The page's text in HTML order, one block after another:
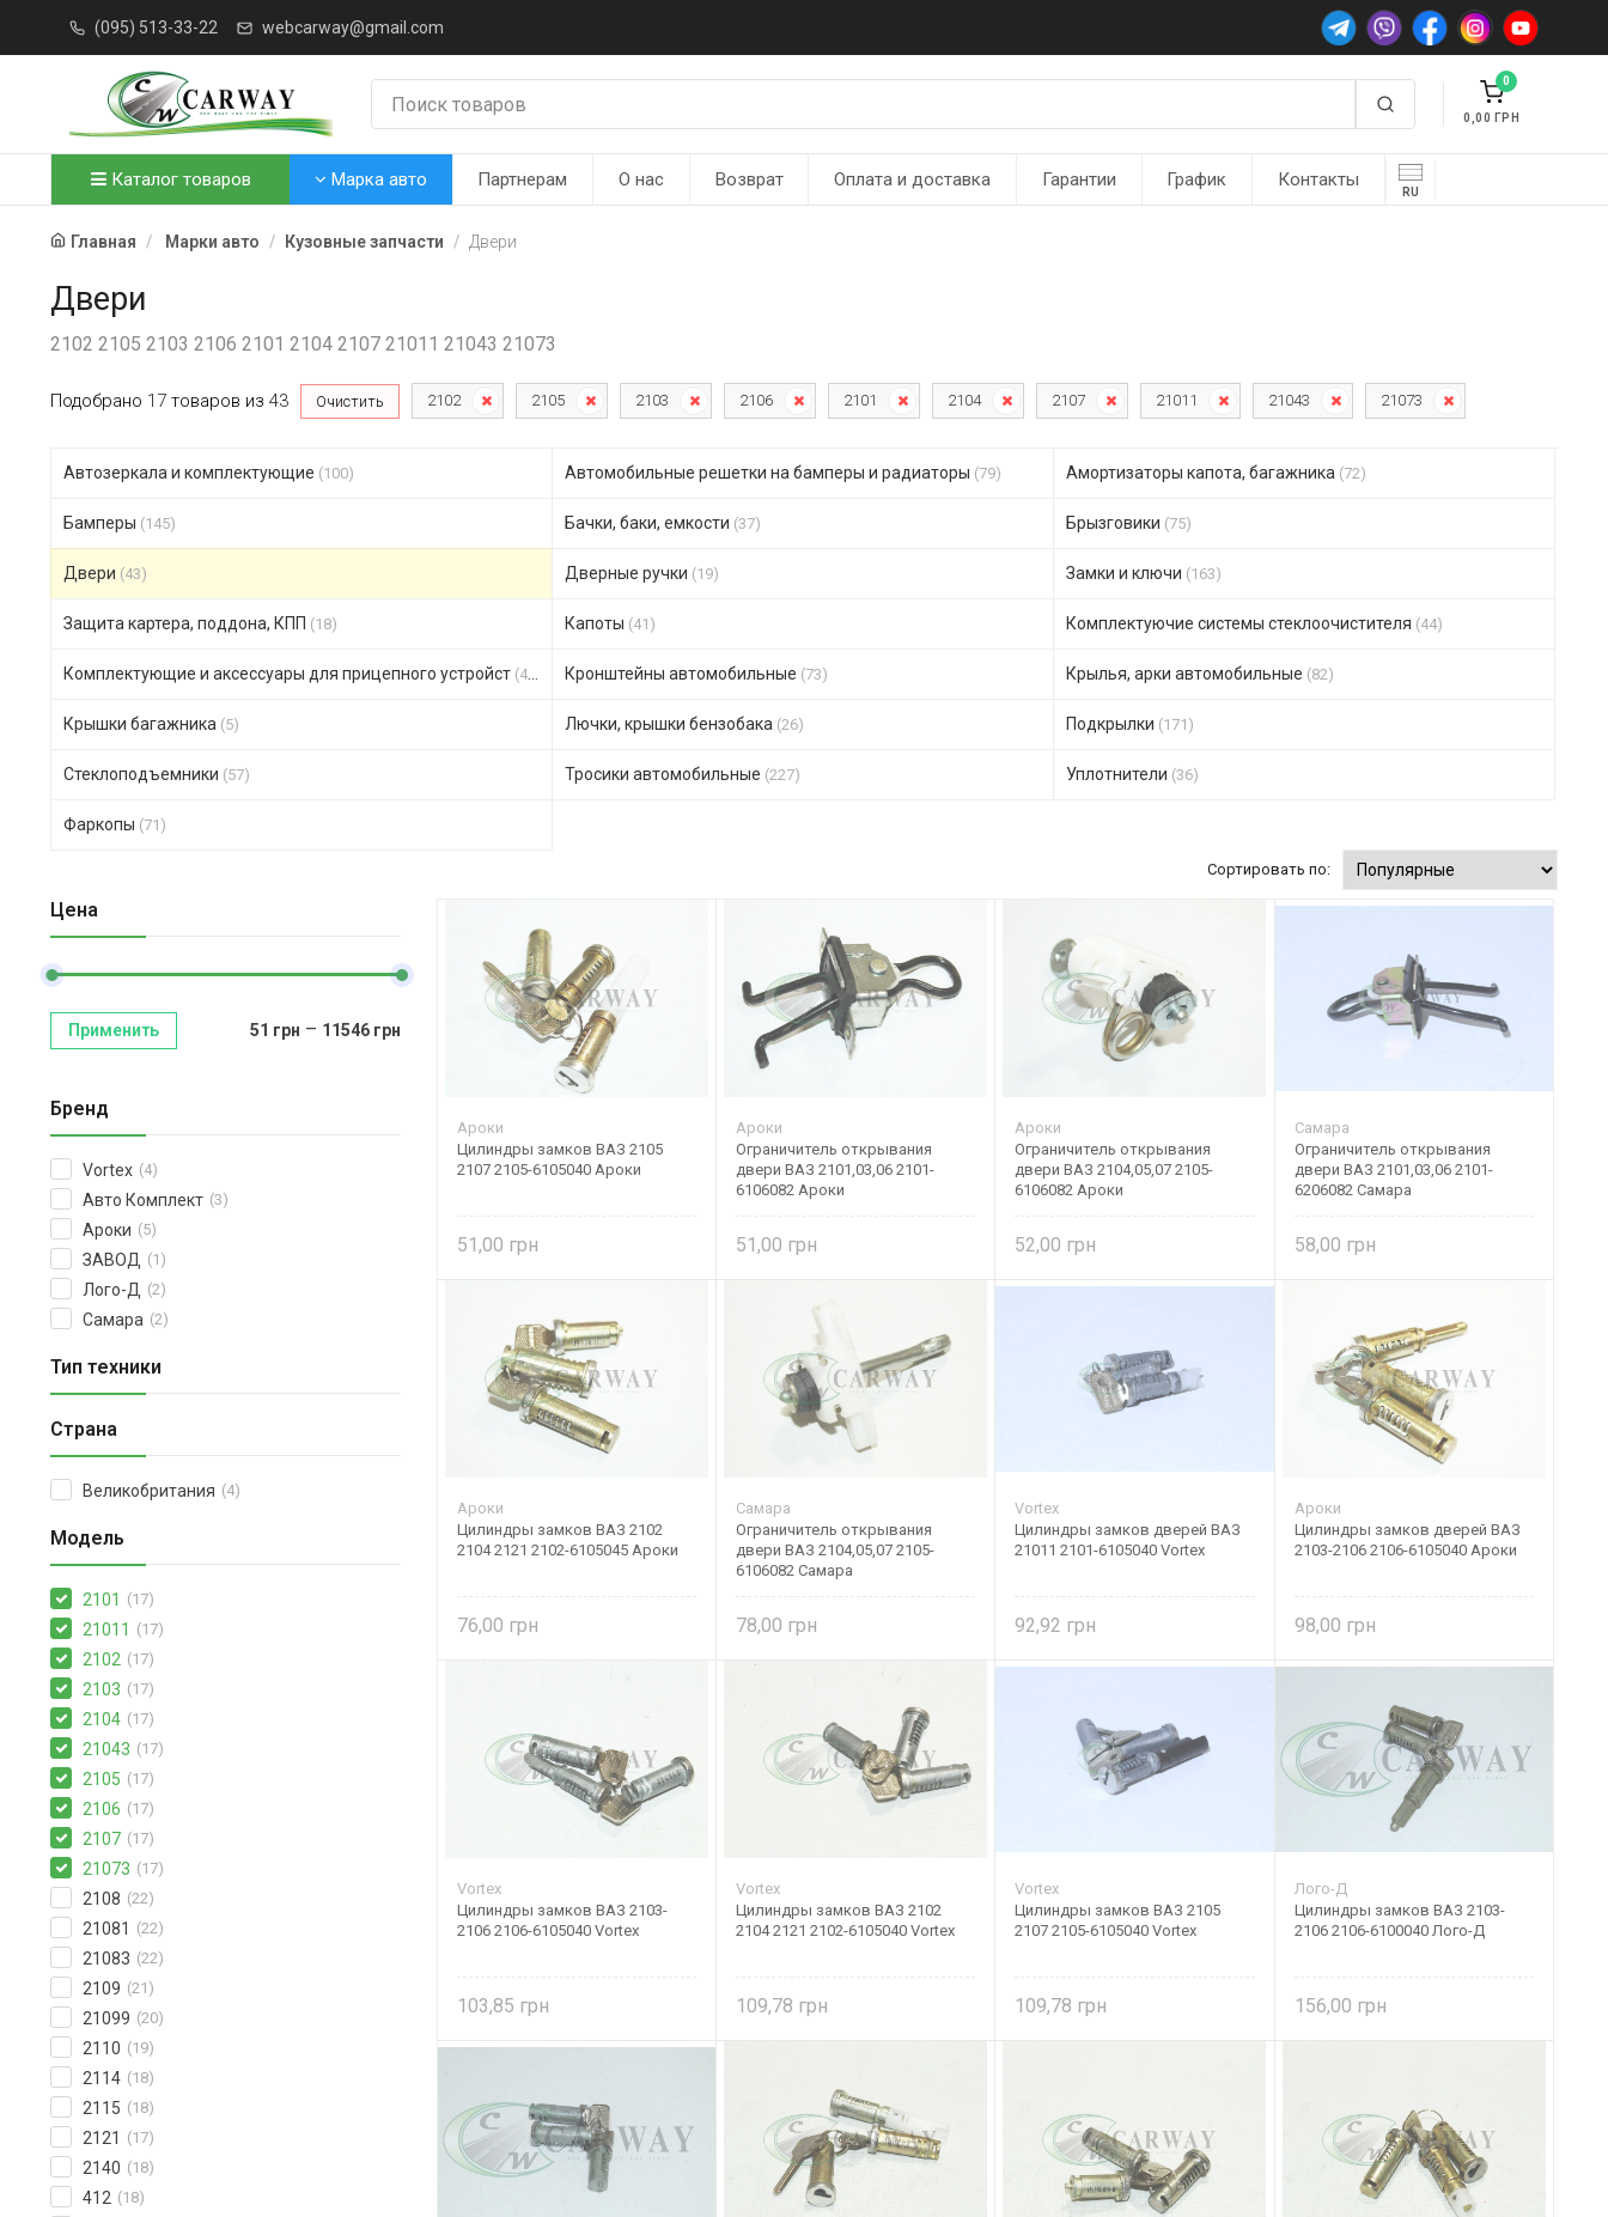
(095) 513-33-22 webcarway@gmail.com
0
0,00
Каталог товаров Марка авто Партнерам О нас Возврат Оплата и доставка Гарантии График Контакты
RU
Главная Марки авто Кузовные запчасти Двери
Двери
2102 2105 2103 2106 2101 2104 2107 21011 21043 21073
Подобрано 17 товаров из 43 Очистить 2102 2105 2103 2106 2101 2104 2107 21011 21043 21073
Автозеркала и комплектующие (100) Автомобильные решетки на бамперы и радиаторы (79) Амортизаторы капота, багажника (72)
Бамперы (145) Бачки, баки, емкости (37) Брызговики (75)
Двери (43) Дверные ручки (19) Замки и ключи (163)
Защита картера, поддона, КПП (18) Капоты (41) Комплектуючие системы стеклоочистителя (44)
Комплектующие и аксессуары для прицепного устройст (47) Кронштейны автомобильные (73) Крылья, арки автомобильные (82)
Крышки багажника (5) Лючки, крышки бензобака (26) Подкрылки (171)
Стеклоподъемники (57) Тросики автомобильные (227) Уплотнители (36)
Фаркопы (71)
Цена
Применить 51 грн – 11546грн
Бренд
Vortex (4)
Авто Комплект (3)
Ароки (5)
ЗАВОД (1)
Лого-Д (2)
Самара (2)
Тип техники
Страна
Великобритания (4)
Модель
2101 (17)
21011 (17)
2102 (17)
2103 (17)
2104 (17)
21043 (17)
2105 (17)
2106 (17)
2107 (17)
21073 (17)
2108 (22)
21081 (22)
21083 (22)
2109 (21)
21099 (20)
2110 (19)
2114 (18)
2115 (18)
2121 (17)
2140 (18)
412 (18)
Сортировать по:
Ароки
Цилиндры замков ВАЗ 2105
2107 2105-6105040 Ароки
51,00
Ароки
Ограничитель открывания
двери ВАЗ 2101,03,06 2101-
6106082 Ароки
51,00
Ароки
Ограничитель открывания
двери ВАЗ 2104,05,07 2105-
6106082 Ароки
52,00
Самара
Ограничитель открывания
двери ВАЗ 2101,03,06 2101-
6206082 Самара
58,00
Ароки
Цилиндры замков ВАЗ 2102
2104 2121 2102-6105045 Ароки
76,00
Самара
Ограничитель открывания
двери ВАЗ 2104,05,07 2105-
6106082 Самара
78,00
Vortex
Цилиндры замков дверей ВАЗ
21011 2101-6105040 Vortex
92,92
Ароки
Цилиндры замков дверей ВАЗ
2103-2106 2106-6105040 Ароки
98,00
Vortex
Цилиндры замков ВАЗ 2103-
2106 2106-6105040 Vortex
103,85
Vortex
Цилиндры замков ВАЗ 2102
2104 2121 2102-6105040 Vortex
109,78
Vortex
Цилиндры замков ВАЗ 2105
2107 2105-6105040 Vortex
109,78
Лого-Д
Цилиндры замков ВАЗ 2103-
2106 2106-6100040 Лого-Д
156,00